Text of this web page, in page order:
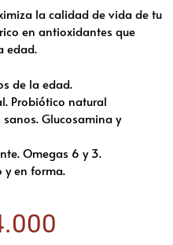
la calidad de vida de tu
en antioxidantes que
edad.
de la edad.
Probiótico natural
Glucosamina y
Omegas 6 y 3.
y en forma.